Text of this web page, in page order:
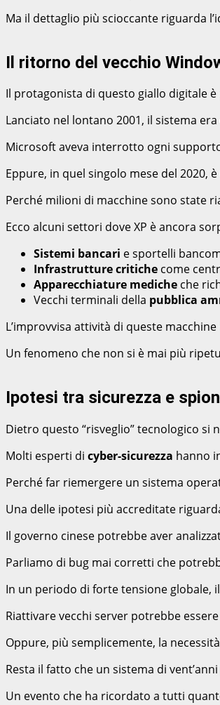
Ma il dettaglio più scioccante riguarda
Il ritorno del vecchio
Il protagonista di questo giallo digitale
Lanciato nel lontano 2001, il sistema
Microsoft aveva interrotto ogni
Eppure, in quel singolo mese del
Perché milioni di macchine sono state
Ecco alcuni settori dove XP è ancora
Sistemi bancari e sportelli
Infrastrutture critiche come
Apparecchiature mediche che
Vecchi terminali della pubblica
L’improvvisa attività di queste
Un fenomeno che non si è mai più
Ipotesi tra sicurezza e
Dietro questo “risveglio” tecnologico
Molti esperti di cyber-sicurezza hanno
Perché far riemergere un sistema
Una delle ipotesi più accreditate
Il governo cinese potrebbe aver
Parliamo di bug mai corretti che
In un periodo di forte tensione globale,
Riattivare vecchi server potrebbe
Oppure, più semplicemente, la
Resta il fatto che un sistema di
Un evento che ha ricordato a tutti